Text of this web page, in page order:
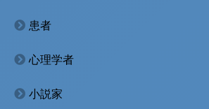
患者
心理学者
小説家